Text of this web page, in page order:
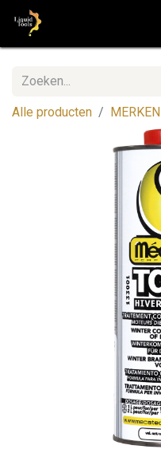
Alle producten MERKEN